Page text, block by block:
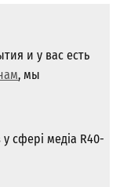
и у вас есть
, мы
сфері медіа R40-